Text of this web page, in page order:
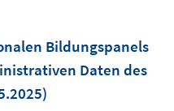
Bildungspanels
Daten des